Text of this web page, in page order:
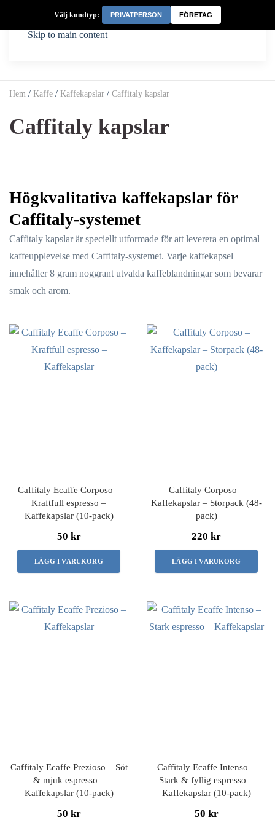
Välj kundtyp: PRIVATPERSON FÖRETAG
Skip to main content
Hem / Kaffe / Kaffekapslar / Caffitaly kapslar
Caffitaly kapslar
Högkvalitativa kaffekapslar för
Caffitaly-systemet
Caffitaly kapslar är speciellt utformade för att leverera en optimal
kaffeupplevelse med Caffitaly-systemet. Varje kaffekapsel
innehåller 8 gram noggrant utvalda kaffeblandningar som bevarar
smak och arom.
Caffitaly Ecaffe Corposo –
Kraftfull espresso –
Kaffekapslar (10-pack)
50 kr
LÄGG I VARUKORG
Caffitaly Corposo –
Kaffekapslar – Storpack (48-
pack)
220 kr
LÄGG I VARUKORG
Caffitaly Ecaffe Prezioso – Söt
& mjuk espresso –
Kaffekapslar (10-pack)
50 kr
Caffitaly Ecaffe Intenso –
Stark & fyllig espresso –
Kaffekapslar (10-pack)
50 kr